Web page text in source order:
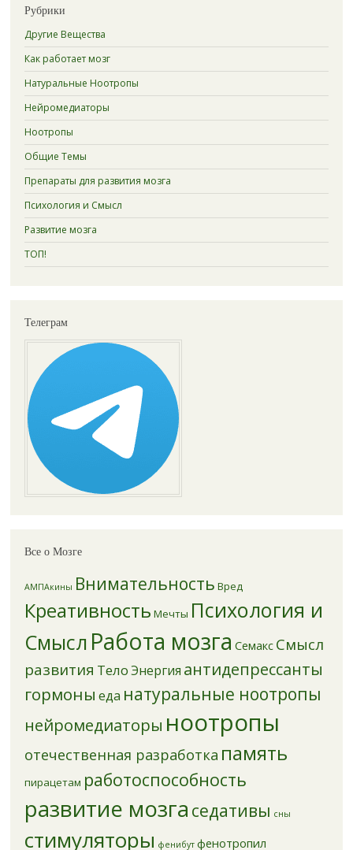
Рубрики
Другие Вещества
Как работает мозг
Натуральные Ноотропы
Нейромедиаторы
Ноотропы
Общие Темы
Препараты для развития мозга
Психология и Смысл
Развитие мозга
ТОП!
Телеграм
Все о Мозге
АМПАкины Внимательность Вред
Креативность Мечты Психология и
Смысл Работа мозга Семакс Смысл
развития ТелоЭнергия антидепрессанты
гормоны еда натуральные ноотропы
нейромедиаторы ноотропы
отечественная разработка память
пирацетам работоспособность
развитие мозга седативы сны
стимуляторы фенибут фенотропил